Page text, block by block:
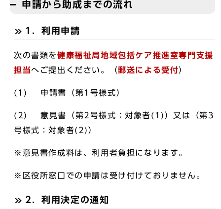
申請から助成までの流れ
1．利用申請
次の書類を健康福祉局地域包括ケア推進室専門支援
担当へご提出ください。（郵送による受付）
(1) 申請書（第1号様式）
(2) 意見書（第2号様式：対象者(1)）又は（第3
号様式：対象者(2)）
※意見書作成料は、利用者負担になります。
※区役所窓口での申請は受け付けておりません。
2．利用決定の通知